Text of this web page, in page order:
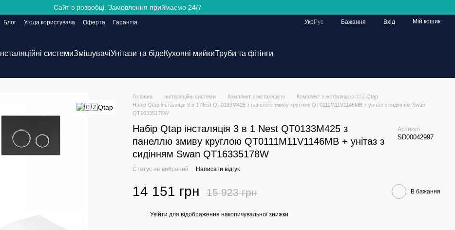
Сайт в розробці. Замовлення приймаємо 24/7
Блог Угода користувача Оферта
Гарантія
УкрРус Бажання Вхід Мій кошик
Інсталяційні системиЗмішувачіУнітази та бідеКухонні мийкиТруби та фітінги
Головна Інсталяційні системи Комплект з інсталяцією
Комплект з інсталяцією 🇨🇿Qtap
Набір Qtap інсталяція 3 в 1 Nest QT0133M425 з панеллю змиву круглою QT0111M11V1146MB + унітаз з сидінням Swan
QT16335178W
Набір Qtap інсталяція 3 в 1 Nest QT0133M425 з
панеллю змиву круглою QT0111M11V1146MB + унітаз з
сидінням Swan QT16335178W
Артикул
SD00042997
Статус не вибраний Написати відгук
14 151 грн 15 923 грн В бажання
Увійти для відображення накопичувальної знижки